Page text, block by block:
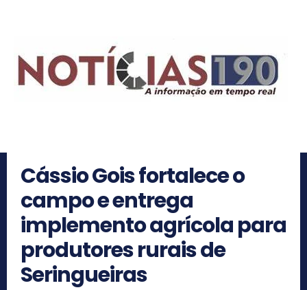
Cássio Gois fortalece o
campo e entrega
implemento agrícola para
produtores rurais de
Seringueiras